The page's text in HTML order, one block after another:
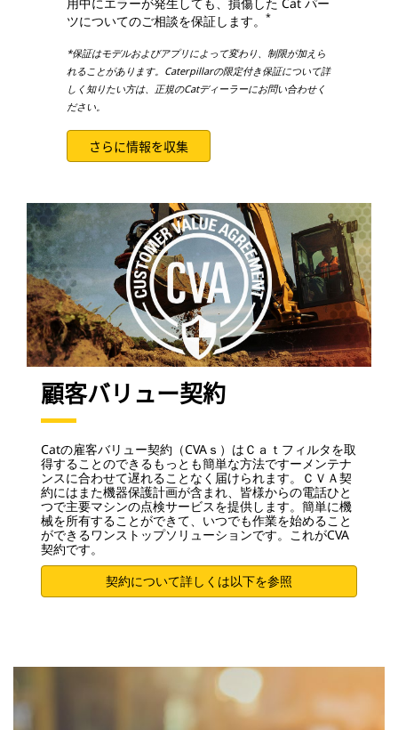
ツについてのご相談を保証します。
*
*保証はモデルおよびアプリによって変わり、制限が加えら
れることがあります。Caterpillarの限定付き保証について詳
しく知りたい方は、正規のCatディーラーにお問い合わせく
ださい。
さらに情報を収集
顧客バリュー契約
Catの雇客バリュー契約（CVAｓ）はＣａｔフィルタを取
得することのできるもっとも簡単な方法ですーメンテナ
ンスに合わせて遅れることなく届けられます。ＣＶＡ契
約にはまた機器保護計画が含まれ、皆様からの電話ひと
つで主要マシンの点検サービスを提供します。簡単に機
械を所有することができて、いつでも作業を始めること
ができるワンストップソリューションです。これがCVA
契約です。
契約について詳しくは以下を参照